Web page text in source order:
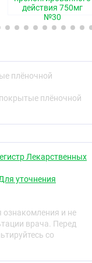
(дозировкой 850
видны два
голубого цвета
бигуанидов
как
и
за счёт
действия 750мг
№30
плёночной
плёночной
Лекарственных
уточнения
ознакомления и не
врача. Перед
со